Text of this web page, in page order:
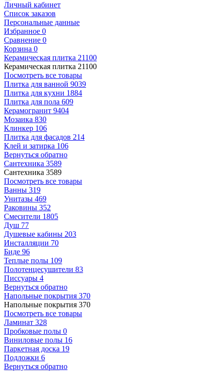
Личный кабинет
Список заказов
Персональные данные
Избранное 0
Сравнение 0
Корзина 0
Керамическая плитка 21100
Керамическая плитка 21100
Посмотреть все товары
Плитка для ванной 9039
Плитка для кухни 1884
Плитка для пола 609
Керамогранит 9404
Мозаика 830
Клинкер 106
Плитка для фасадов 214
Клей и затирка 106
Вернуться обратно
Сантехника 3589
Сантехника 3589
Посмотреть все товары
Ванны 319
Унитазы 469
Раковины 352
Смесители 1805
Душ 77
Душевые кабины 203
Инсталляции 70
Биде 96
Теплые полы 109
Полотенцесушители 83
Писсуары 4
Вернуться обратно
Напольные покрытия 370
Напольные покрытия 370
Посмотреть все товары
Ламинат 328
Пробковые полы 0
Виниловые полы 16
Паркетная доска 19
Подложки 6
Вернуться обратно